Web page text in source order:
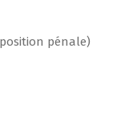
pénale)